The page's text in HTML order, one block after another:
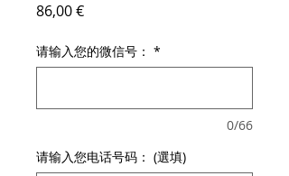
86,00 €價格
请输入您的微信号： *
0/66
请输入您电话号码： (選填)